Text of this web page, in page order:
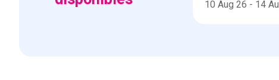
10 Aug 26 - 14